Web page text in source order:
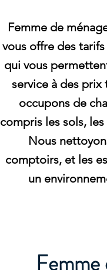
Femme de
vous offre des
qui vous
service à des
occupons de
compris les sols,
Nous
comptoirs, et les
un